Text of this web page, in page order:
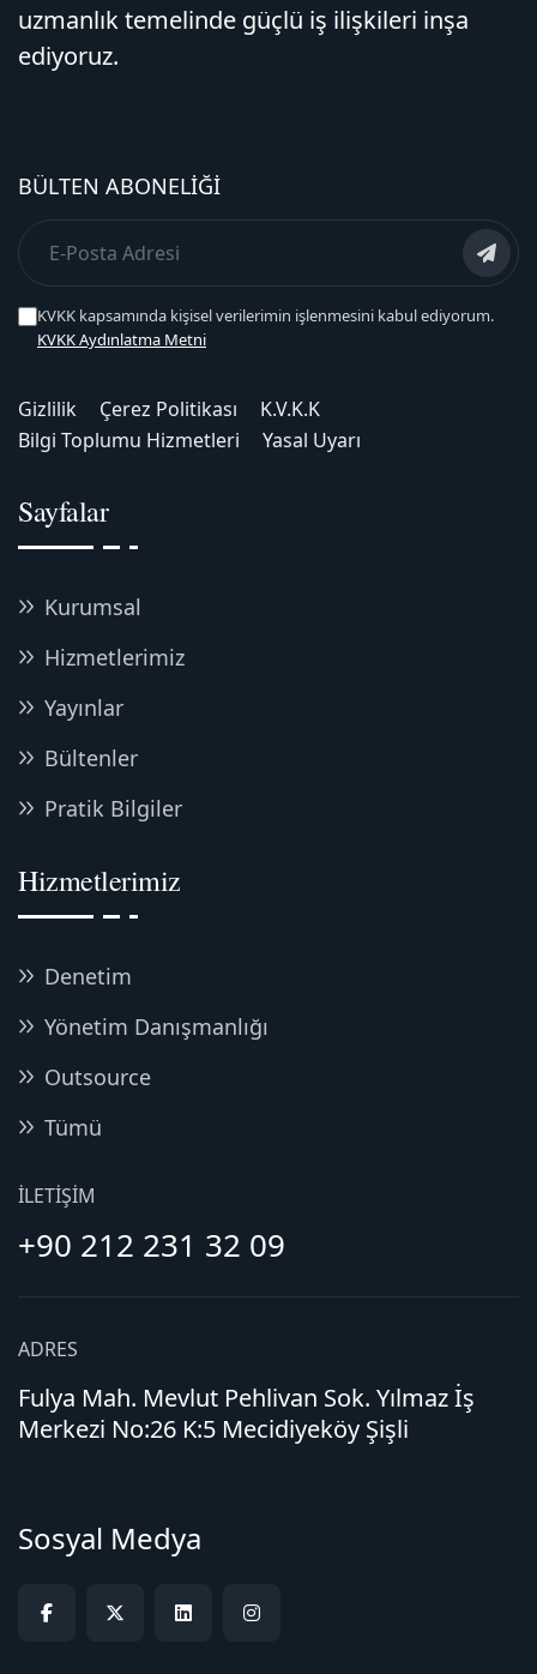
uzmanlık temelinde güçlü iş ilişkileri inşa
ediyoruz.
BÜLTEN ABONELIĞI
KVKK kapsamında kişisel verilerimin işlenmesini kabul ediyorum.
KVKK Aydınlatma Metni
Gizlilik Çerez Politikası
K.V.K.K
Bilgi Toplumu Hizmetleri
Yasal Uyarı
Sayfalar
Kurumsal
Hizmetlerimiz
Yayınlar
Bültenler
Pratik Bilgiler
Hizmetlerimiz
Denetim
Yönetim Danışmanlığı
Outsource
Tümü
İLETIŞIM
+90 212 231 32 09
ADRES
Fulya Mah. Mevlut Pehlivan Sok. Yılmaz İş
Merkezi No:26 K:5 Mecidiyeköy Şişli
Sosyal Medya